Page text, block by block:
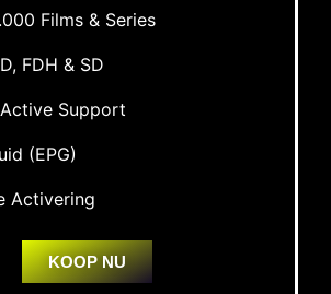
Films & Series
FDH & SD
Support
(EPG)
Activering
KOOP NU